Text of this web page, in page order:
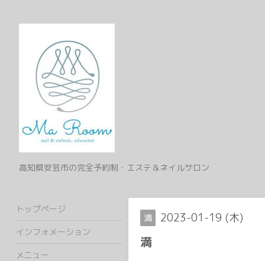
高知県安芸市の完全予約制・エステ＆ネイルサロン
満 2023-01-19 (木)
満
トップページ
インフォメーション
メニュー